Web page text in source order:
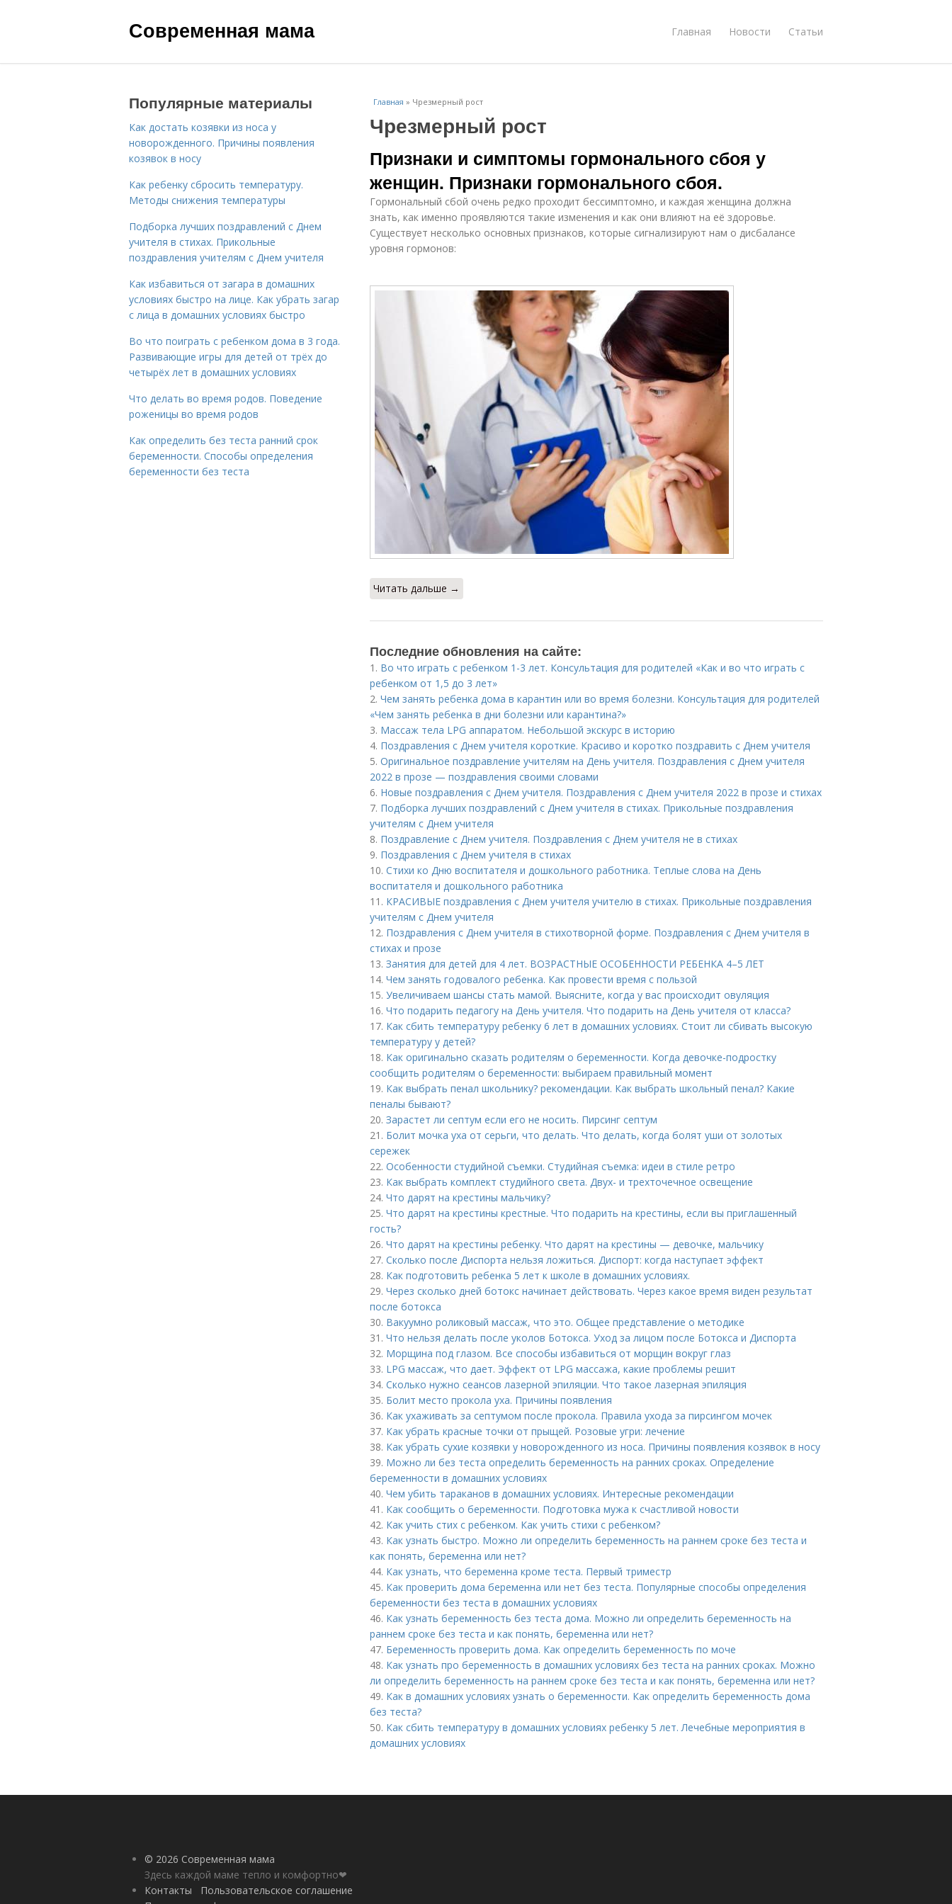
Современная мама Главная Новости Статьи
Главная » Чрезмерный рост
Чрезмерный рост
Признаки и симптомы гормонального сбоя у
женщин. Признаки гормонального сбоя.
Гормональный сбой очень редко проходит бессимптомно, и каждая женщина должна
знать, как именно проявляются такие изменения и как они влияют на её здоровье.
Существует несколько основных признаков, которые сигнализируют нам о дисбалансе
уровня гормонов:
Читать дальше →
Последние обновления на сайте:
1. Во что играть с ребенком 1-3 лет. Консультация для родителей «Как и во что играть с
ребенком от 1,5 до 3 лет»
2. Чем занять ребенка дома в карантин или во время болезни. Консультация для родителей
«Чем занять ребенка в дни болезни или карантина?»
3. Массаж тела LPG аппаратом. Небольшой экскурс в историю
4. Поздравления с Днем учителя короткие. Красиво и коротко поздравить с Днем учителя
5. Оригинальное поздравление учителям на День учителя. Поздравления с Днем учителя
2022 в прозе — поздравления своими словами
6. Новые поздравления с Днем учителя. Поздравления с Днем учителя 2022 в прозе и стихах
7. Подборка лучших поздравлений с Днем учителя в стихах. Прикольные поздравления
учителям с Днем учителя
8. Поздравление с Днем учителя. Поздравления с Днем учителя не в стихах
9. Поздравления с Днем учителя в стихах
10. Стихи ко Дню воспитателя и дошкольного работника. Теплые слова на День
воспитателя и дошкольного работника
11. КРАСИВЫЕ поздравления с Днем учителя учителю в стихах. Прикольные поздравления
учителям с Днем учителя
12. Поздравления с Днем учителя в стихотворной форме. Поздравления с Днем учителя в
стихах и прозе
13. Занятия для детей для 4 лет. ВОЗРАСТНЫЕ ОСОБЕННОСТИ РЕБЕНКА 4–5 ЛЕТ
14. Чем занять годовалого ребенка. Как провести время с пользой
15. Увеличиваем шансы стать мамой. Выясните, когда у вас происходит овуляция
16. Что подарить педагогу на День учителя. Что подарить на День учителя от класса?
17. Как сбить температуру ребенку 6 лет в домашних условиях. Стоит ли сбивать высокую
температуру у детей?
18. Как оригинально сказать родителям о беременности. Когда девочке-подростку
сообщить родителям о беременности: выбираем правильный момент
19. Как выбрать пенал школьнику? рекомендации. Как выбрать школьный пенал? Какие
пеналы бывают?
20. Зарастет ли септум если его не носить. Пирсинг септум
21. Болит мочка уха от серьги, что делать. Что делать, когда болят уши от золотых
сережек
22. Особенности студийной съемки. Студийная съемка: идеи в стиле ретро
23. Как выбрать комплект студийного света. Двух- и трехточечное освещение
24. Что дарят на крестины мальчику?
25. Что дарят на крестины крестные. Что подарить на крестины, если вы приглашенный
гость?
26. Что дарят на крестины ребенку. Что дарят на крестины — девочке, мальчику
27. Сколько после Диспорта нельзя ложиться. Диспорт: когда наступает эффект
28. Как подготовить ребенка 5 лет к школе в домашних условиях.
29. Через сколько дней ботокс начинает действовать. Через какое время виден результат
после ботокса
30. Вакуумно роликовый массаж, что это. Общее представление о методике
31. Что нельзя делать после уколов Ботокса. Уход за лицом после Ботокса и Диспорта
32. Морщина под глазом. Все способы избавиться от морщин вокруг глаз
33. LPG массаж, что дает. Эффект от LPG массажа, какие проблемы решит
34. Сколько нужно сеансов лазерной эпиляции. Что такое лазерная эпиляция
35. Болит место прокола уха. Причины появления
36. Как ухаживать за септумом после прокола. Правила ухода за пирсингом мочек
37. Как убрать красные точки от прыщей. Розовые угри: лечение
38. Как убрать сухие козявки у новорожденного из носа. Причины появления козявок в носу
39. Можно ли без теста определить беременность на ранних сроках. Определение
беременности в домашних условиях
40. Чем убить тараканов в домашних условиях. Интересные рекомендации
41. Как сообщить о беременности. Подготовка мужа к счастливой новости
42. Как учить стих с ребенком. Как учить стихи с ребенком?
43. Как узнать быстро. Можно ли определить беременность на раннем сроке без теста и
как понять, беременна или нет?
44. Как узнать, что беременна кроме теста. Первый триместр
45. Как проверить дома беременна или нет без теста. Популярные способы определения
беременности без теста в домашних условиях
46. Как узнать беременность без теста дома. Можно ли определить беременность на
раннем сроке без теста и как понять, беременна или нет?
47. Беременность проверить дома. Как определить беременность по моче
48. Как узнать про беременность в домашних условиях без теста на ранних сроках. Можно
ли определить беременность на раннем сроке без теста и как понять, беременна или нет?
49. Как в домашних условиях узнать о беременности. Как определить беременность дома
без теста?
50. Как сбить температуру в домашних условиях ребенку 5 лет. Лечебные мероприятия в
домашних условиях
Популярные материалы
Как достать козявки из носа у
новорожденного. Причины появления
козявок в носу
Как ребенку сбросить температуру.
Методы снижения температуры
Подборка лучших поздравлений с Днем
учителя в стихах. Прикольные
поздравления учителям с Днем учителя
Как избавиться от загара в домашних
условиях быстро на лице. Как убрать загар
с лица в домашних условиях быстро
Во что поиграть с ребенком дома в 3 года.
Развивающие игры для детей от трёх до
четырёх лет в домашних условиях
Что делать во время родов. Поведение
роженицы во время родов
Как определить без теста ранний срок
беременности. Способы определения
беременности без теста
© 2026 Современная мама
Здесь каждой маме тепло и комфортно❤
Контакты
Пользовательское соглашение